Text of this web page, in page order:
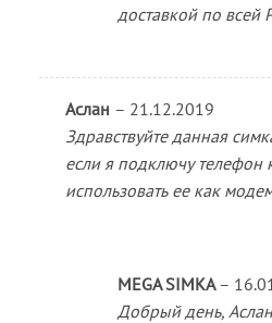
доставкой по всей
Аслан – 21.12.2019
Здравствуйте данная
если я подключу телефон
использовать ее как
MEGA SIMKA –
Добрый день,